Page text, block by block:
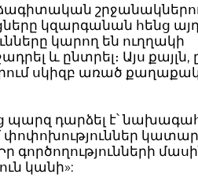
կզարգանան հենց
կարող են ուղղակի
և ընտրել։ Այս քայլն,
սկիզբ առած
պարզ դարձել է՝
գործողությունների
կանի»: